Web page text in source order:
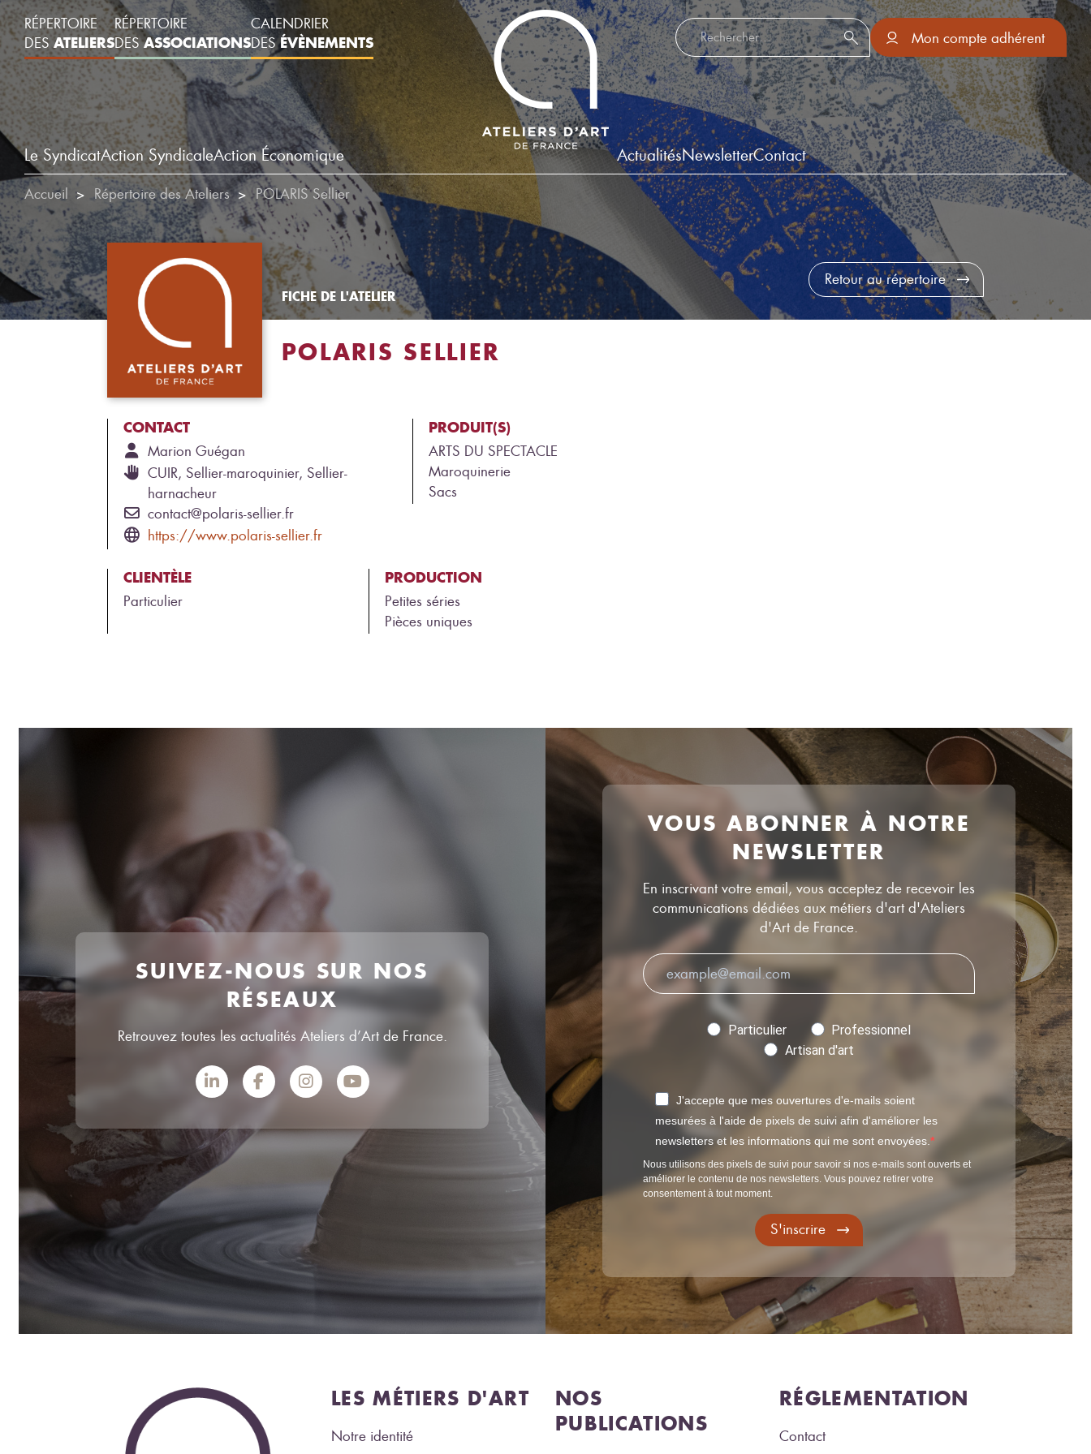
RÉPERTOIRE
DESATELIERS
RÉPERTOIRE
DESASSOCIATIONS
CALENDRIER
DESÉVÈNEMENTS
Le SyndicatAction SyndicaleAction Économique
Rechercher :
Mon compte adhérent
ActualitésNewsletterContact
Accueil Répertoire des Ateliers POLARIS Sellier
FICHE DE L'ATELIER
POLARIS SELLIER
CONTACT
Marion Guégan
CUIR, Sellier-maroquinier, Sellier-
harnacheur
contact@polaris-sellier.fr
https://www.polaris-sellier.fr
PRODUIT(S)
ARTS DU SPECTACLE
Maroquinerie
Sacs
CLIENTÈLE
Particulier
PRODUCTION
Petites séries
Pièces uniques
Retour au répertoire
SUIVEZ-NOUS SUR NOS
RÉSEAUX
Retrouvez toutes les actualités Ateliers d’Art de France.
VOUS ABONNER À NOTRE
NEWSLETTER
En inscrivant votre email, vous acceptez de recevoir les
communications dédiées aux métiers d'art d'Ateliers
d'Art de France.
Particulier
Professionnel
Artisan d'art
J'accepte que mes ouvertures d'e-mails soient
mesurées à l'aide de pixels de suivi afin d'améliorer les
newsletters et les informations qui me sont envoyées.
Nous utilisons des pixels de suivi pour savoir si nos e-mails sont ouverts et
améliorer le contenu de nos newsletters. Vous pouvez retirer votre
consentement à tout moment.
S'inscrire
LES MÉTIERS D'ART
Notre identité
NOS
PUBLICATIONS
RÉGLEMENTATION
Contact